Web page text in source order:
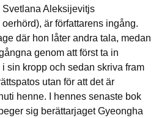
Aleksijevitjs
är författarens ingång.
där hon låter andra tala, medan
genom att först ta in
sin kropp och sedan skriva fram
utan för att det är
henne. I hennes senaste bok
sig berättarjaget Gyeongha